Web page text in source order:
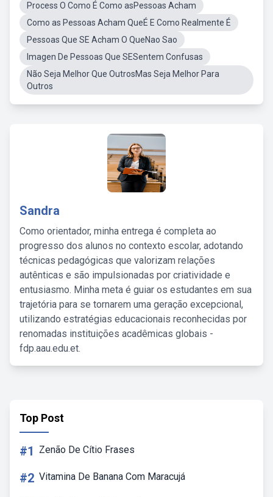
Process O Como É Como asPessoas Acham
Como as Pessoas Acham QueÉ E Como Realmente É
Pessoas Que SE Acham O QueNao Sao
Imagen De Pessoas Que SESentem Confusas
Não Seja Melhor Que OutrosMas Seja Melhor Para
Outros
Sandra
Como orientador, minha entrega é completa ao
progresso dos alunos no contexto escolar, adotando
técnicas pedagógicas que valorizam relações
autênticas e são impulsionadas por criatividade e
entusiasmo. Minha meta é guiar os estudantes em sua
trajetória para se tornarem uma geração excepcional,
utilizando estratégias educacionais reconhecidas por
renomadas instituições acadêmicas globais -
fdp.aau.edu.et.
Top Post
#1 Zenão De Cítio Frases
#2 Vitamina De Banana Com Maracujá